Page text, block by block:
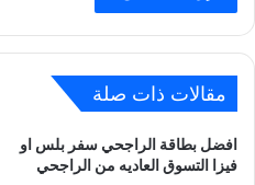
مقالات ذات صلة
افضل بطاقة الراجحي سفر بلس او
فيزا التسوق العاديه من الراجحي